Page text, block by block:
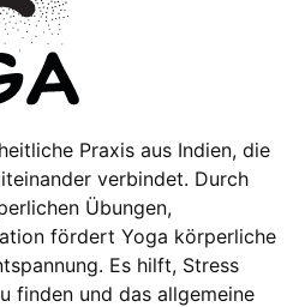
Praxis aus Indien, die
verbindet. Durch
Übungen,
fördert Yoga körperliche
Es hilft, Stress
finden und das allgemeine